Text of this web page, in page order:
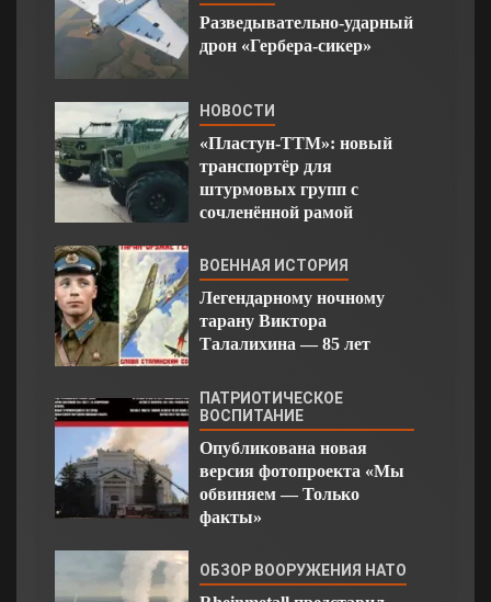
Разведывательно-ударный
дрон «Гербера-сикер»
НОВОСТИ
«Пластун-ТТМ»: новый
транспортёр для
штурмовых групп с
сочленённой рамой
ВОЕННАЯ ИСТОРИЯ
Легендарному ночному
тарану Виктора
Талалихина — 85 лет
ПАТРИОТИЧЕСКОЕ
ВОСПИТАНИЕ
Опубликована новая
версия фотопроекта «Мы
обвиняем — Только
факты»
ОБЗОР ВООРУЖЕНИЯ НАТО